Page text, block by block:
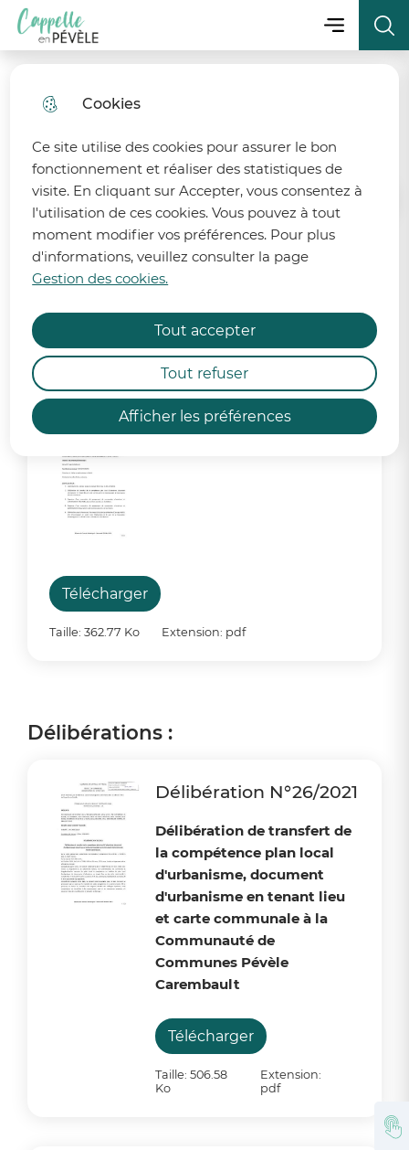
Cookies
Ce site utilise des cookies pour assurer le bon
fonctionnement et réaliser des statistiques de
visite. En cliquant sur Accepter, vous consentez à
l'utilisation de ces cookies. Vous pouvez à tout
moment modifier vos préférences. Pour plus
d'informations, veuillez consulter la page
Gestion des cookies.
Afficher les préférences
Tout accepter
Tout refuser
Aller
au
menu
principal
Consulter
le plan
du site
État de la ressource en eau
Afin de préserver la ressource en eau, 6 bassins
des départements du Nord et du Pas-de-Calais
sont désormais placés en alerte et 2 bassins
demeurent en vigilance renforcée.
En savoir plus
Ville de Cappelle-en-Pévèle
Menu
Séance du 26 Mai 2021
Accueil
Retrouvez le procès-verbal et
l'ensemble des délibérations de la
séance du 26 mai 2021.
Procès-verbal :
PV Conseil Municipal
Télécharger
Taille: 362.77 Ko Extension: pdf
Délibérations :
Délibération N°26/2021
Délibération de transfert de
la compétence plan local
d'urbanisme, document
d'urbanisme en tenant lieu
et carte communale à la
Communauté de
Communes Pévèle
Carembault
Télécharger
Taille: 506.58
Ko
Extension:
pdf